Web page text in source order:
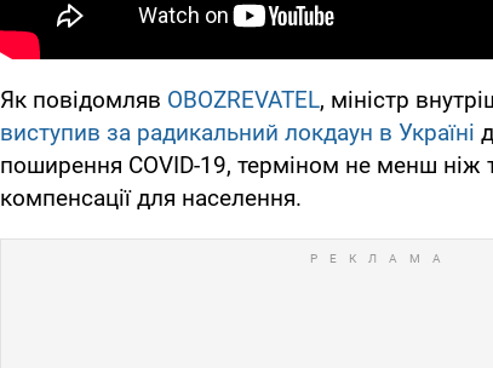
Як повідомляв OBOZREVATEL, міністр
виступив за радикальний локдаун в Україні
поширення COVID-19, терміном не менш ніж
компенсації для населення.